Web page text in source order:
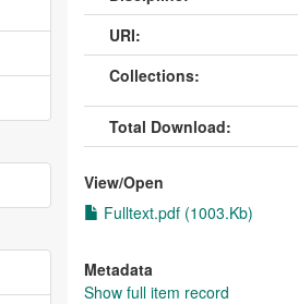
URI:
Collections:
Total Download:
View/Open
Fulltext.pdf (1003.Kb)
Metadata
Show full item record